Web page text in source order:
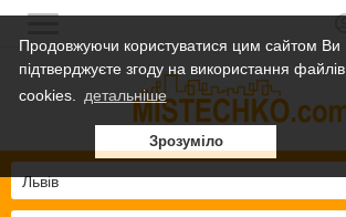
Продовжуючи користуватися цим сайтом Ви
підтверджуєте згоду на використання файлів
cookies.
детальніше
Зрозуміло
Українська
Українська
Русский
Львів